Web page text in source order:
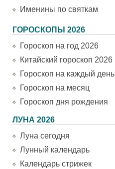
Именины по святкам
ГОРОСКОПЫ 2026
Гороскоп на год 2026
Китайский гороскоп 2026
Гороскоп на каждый день
Гороскоп на месяц
Гороскоп дня рождения
ЛУНА 2026
Луна сегодня
Лунный календарь
Календарь стрижек